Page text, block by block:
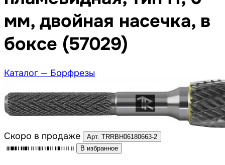
мм, двойная насечка, в
боксе (57029)
Каталог — Борфрезы
Скоро в продаже
Арт. TRRBH06180663-2
В избранное